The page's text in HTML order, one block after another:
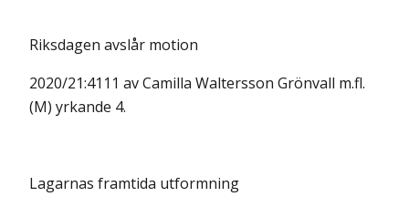
Riksdagen avslår motion
2020/21:4111 av Camilla Waltersson Grönvall m.fl.
(M) yrkande 4.
Lagarnas framtida utformning